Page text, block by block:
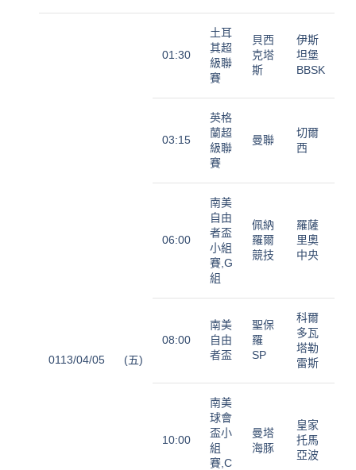
0113/04/05 (五)
01:30
土耳
其超
級聯
賽
貝西
克塔
斯
伊斯
坦堡
BBSK
03:15
英格
蘭超
級聯
賽
曼聯
切爾
西
06:00
南美
自由
者盃
小組
賽,G
組
佩納
羅爾
競技
羅薩
里奧
中央
08:00
南美
自由
者盃
聖保
羅
SP
科爾
多瓦
塔勒
雷斯
10:00
南美
球會
盃小
組
賽,C
曼塔
海豚
皇家
托馬
亞波